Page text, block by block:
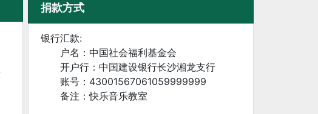
捐款方式
银行汇款:
户名：中国社会福利基金会
开户行：中国建设银行长沙湘龙支行
账号：43001567061059999999
备注：快乐音乐教室